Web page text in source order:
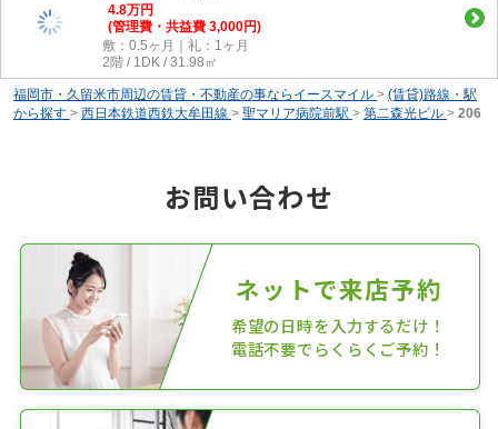
4.8万円
(管理費・共益費 3,000円)
敷：0.5ヶ月｜礼：1ヶ月
2階 / 1DK / 31.98㎡
福岡市・久留米市周辺の賃貸・不動産の事ならイースマイル > (賃貸)路線・駅
から探す > 西日本鉄道西鉄大牟田線 > 聖マリア病院前駅 > 第二森光ビル > 206
お問い合わせ
ネットで来店予約
希望の日時を入力するだけ！
電話不要でらくらくご予約！